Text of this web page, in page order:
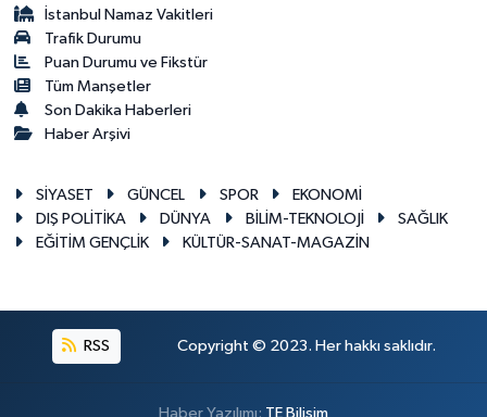
İstanbul Namaz Vakitleri
Trafik Durumu
Puan Durumu ve Fikstür
Tüm Manşetler
Son Dakika Haberleri
Haber Arşivi
SİYASET GÜNCEL SPOR
EKONOMİ
DIŞ POLİTİKA
DÜNYA BİLİM-TEKNOLOJİ
SAĞLIK
EĞİTİM GENÇLİK
KÜLTÜR-SANAT-MAGAZİN
RSS Copyright © 2023. Her hakkı saklıdır.
Haber Yazılımı: TE Bilişim